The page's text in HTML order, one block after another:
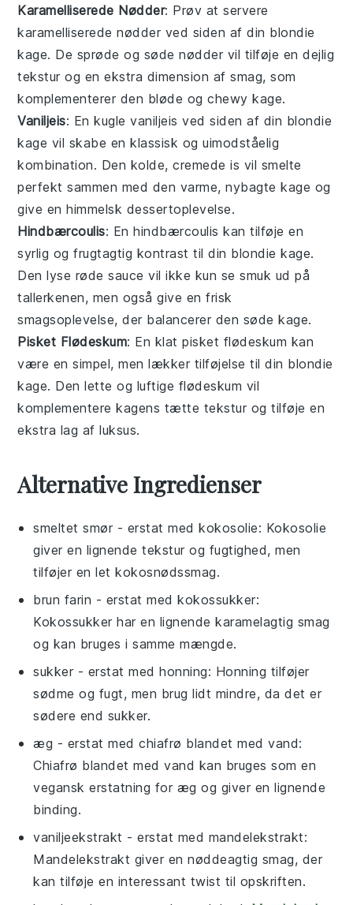
Karamelliserede Nødder: Prøv at servere
karamelliserede nødder ved siden af din blondie
kage. De sprøde og søde nødder vil tilføje en dejlig
tekstur og en ekstra dimension af smag, som
komplementerer den bløde og chewy kage.
Vaniljeis: En kuglevaniljeis ved siden af din blondie
kage vil skabe en klassisk og uimodståelig
kombination. Den kolde, cremede is vil smelte
perfekt sammen med den varme, nybagte kage og
give en himmelsk dessertoplevelse.
Hindbærcoulis: Enhindbærcoulis kan tilføje en
syrlig og frugtagtig kontrast til din blondie kage.
Den lyse røde sauce vil ikke kun se smuk ud på
tallerkenen, men også give en frisk
smagsoplevelse, der balancerer den søde kage.
Pisket Flødeskum: En klatpisket flødeskum kan
være en simpel, men lækker tilføjelse til din blondie
kage. Den lette og luftige flødeskum vil
komplementere kagens tætte tekstur og tilføje en
ekstra lag af luksus.
Alternative Ingredienser
smeltet smør - erstat medkokosolie: Kokosolie
giver en lignende tekstur og fugtighed, men
tilføjer en let kokosnødssmag.
brun farin - erstat medkokossukker:
Kokossukker har en lignende karamelagtig smag
og kan bruges i samme mængde.
sukker - erstat medhonning: Honning tilføjer
sødme og fugt, men brug lidt mindre, da det er
sødere end sukker.
æg - erstat medchiafrø blandet med vand:
Chiafrø blandet med vand kan bruges som en
vegansk erstatning for æg og giver en lignende
binding.
vaniljeekstrakt - erstat med mandelekstrakt:
Mandelekstrakt giver en nøddeagtig smag, der
kan tilføje en interessant twist til opskriften.